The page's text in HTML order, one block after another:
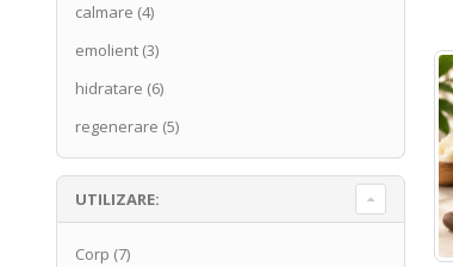
calmare (4)
emolient (3)
hidratare (6)
regenerare (5)
UTILIZARE:
Corp (7)